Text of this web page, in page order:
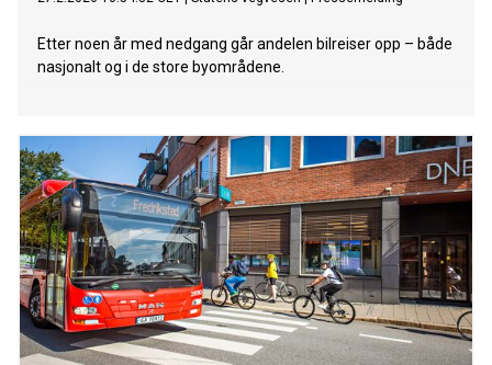
Etter noen år med nedgang går andelen bilreiser opp – både
nasjonalt og i de store byområdene.